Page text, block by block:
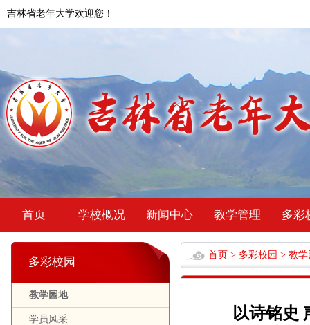
吉林省老年大学欢迎您！
首页 学校概况 新闻中心 教学管理 多彩
多彩校园
教学园地
学员风采
首页 > 多彩校园 > 教学
以诗铭史